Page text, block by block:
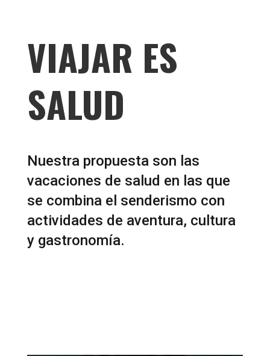
VIAJAR ES
SALUD
Nuestra propuesta son las
vacaciones de salud en las que
se combina el senderismo con
actividades de aventura, cultura
y gastronomía.